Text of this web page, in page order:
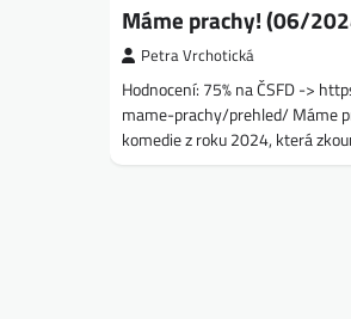
Máme prachy! (06/
Petra Vrchotická
Hodnocení: 75% na ČSFD ->
mame-prachy/prehled/ Máme
komedie z roku 2024, která